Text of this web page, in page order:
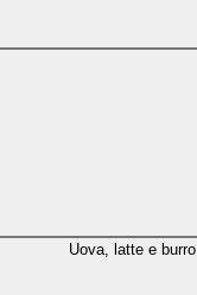
Uova, latte e burro